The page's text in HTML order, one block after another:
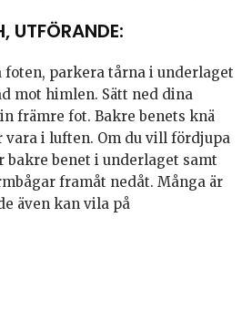
UTFÖRANDE:
foten, parkera tårna i underlaget
mot himlen. Sätt ned dina
främre fot. Bakre benets knä
i luften. Om du vill fördjupa
bakre benet i underlaget samt
framåt nedåt. Många är
även kan vila på